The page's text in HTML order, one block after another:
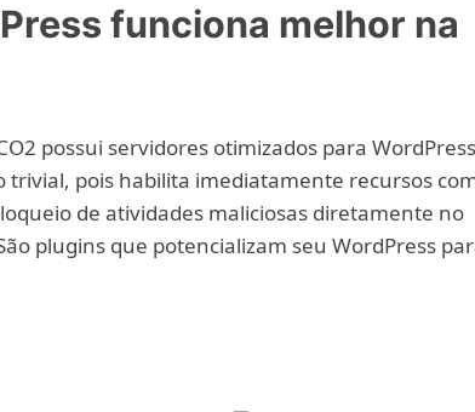
funciona melhor na
possui servidores otimizados para
trivial, pois habilita imediatamente recursos
de atividades maliciosas diretamente no
plugins que potencializam seu WordPress